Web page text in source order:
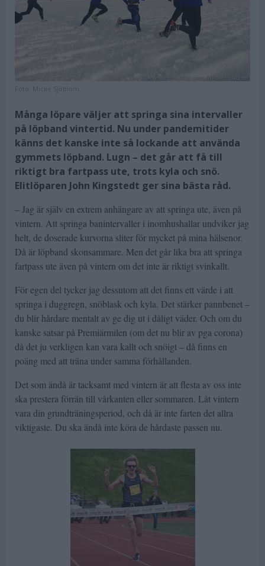
Foto: Micke Sjöblom
Många löpare väljer att springa sina intervaller
på löpband vintertid. Nu under pandemitider
känns det kanske inte så lockande att använda
gymmets löpband. Lugn – det går att få till
riktigt bra fartpass ute, trots kyla och snö.
Elitlöparen John Kingstedt ger sina bästa råd.
– Jag är själv en extrem anhängare av att springa ute, även på
vintern. Att springa banintervaller i inomhushallar undviker jag
helt, de doserade kurvorna sliter för mycket på mina hälsenor.
Då är löpband skonsammare. Men det går lika bra att springa
fartpass ute även på vintern om det inte är riktigt svinkallt.
För egen del tycker jag dessutom att det finns ett värde i att
springa i duggregn, snöblask och kyla. Det stärker pannbenet –
du blir hårdare mentalt av ge dig ut i dåligt väder. Och om du
kanske satsar på Premiärmilen (om det nu blir av pga corona)
då det ju verkligen kan vara kallt och snöigt – då finns en
poäng med att träna under samma förhållanden.
Det som ändå är tacksamt med vintern är att flesta av oss inte
ska prestera förrän till vårkanten eller sommaren. Låt vintern
vara din grundträningsperiod, och då är inte farten det allra
viktigaste. Du ska ändå inte köra de hårdaste passen nu.